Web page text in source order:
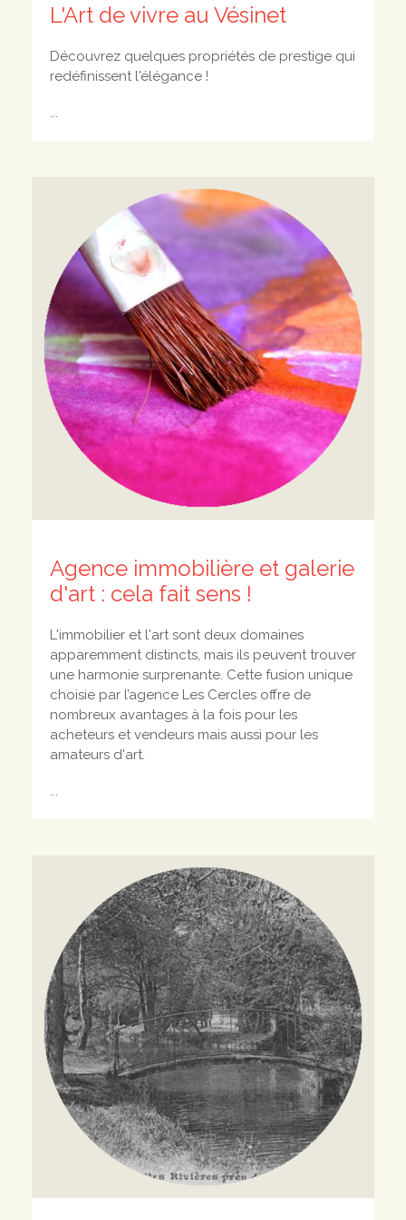
L'Art de vivre au Vésinet
Découvrez quelques propriétés de prestige qui
redéfinissent l'élégance !
...
Agence immobilière et galerie
d'art : cela fait sens !
L'immobilier et l'art sont deux domaines
apparemment distincts, mais ils peuvent trouver
une harmonie surprenante. Cette fusion unique
choisie par l’agence Les Cercles offre de
nombreux avantages à la fois pour les
acheteurs et vendeurs mais aussi pour les
amateurs d'art.
...